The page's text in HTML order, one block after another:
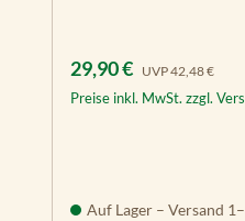
Verkaufspreis:
29,90 € UVP Regulärer
42,48 €
Preise inkl. MwSt. zzgl.
Auf Lager – Versand